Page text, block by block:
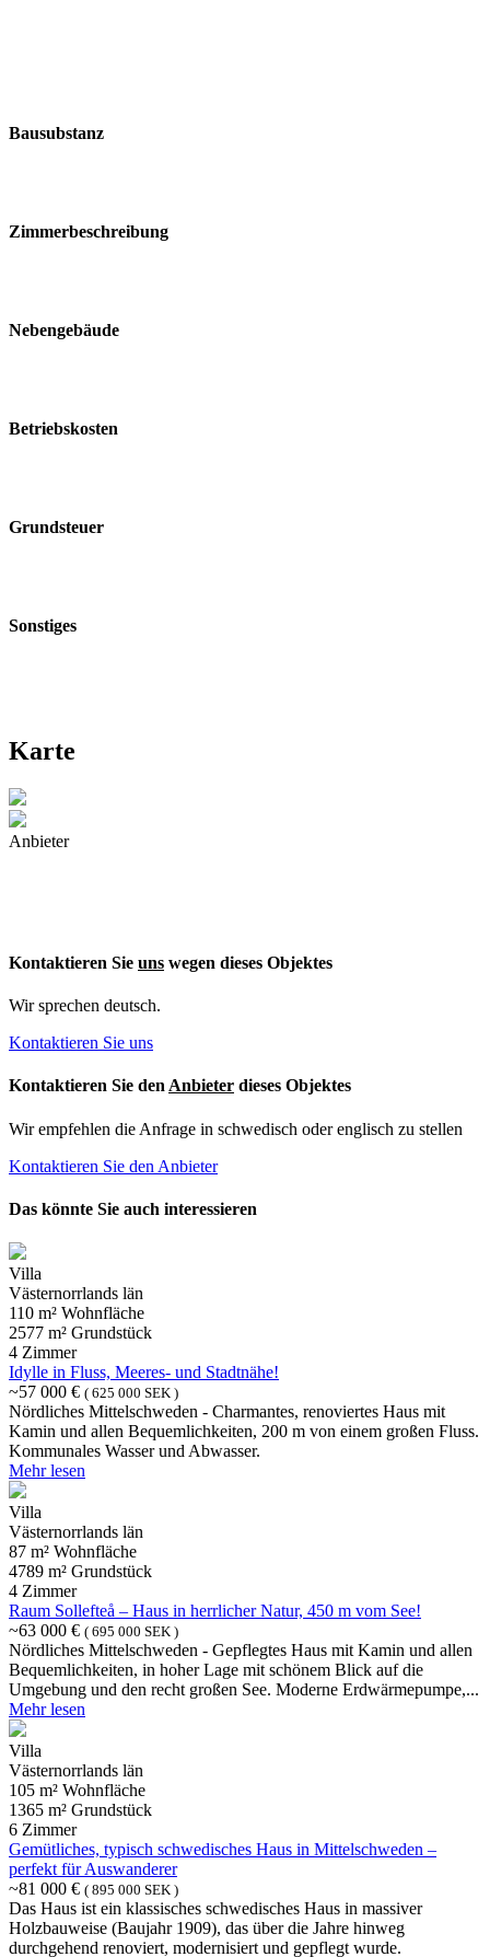
Bausubstanz
Zimmerbeschreibung
Nebengebäude
Betriebskosten
Grundsteuer
Sonstiges
Karte
Anbieter
Kontaktieren Sie uns wegen dieses Objektes
Wir sprechen deutsch.
Kontaktieren Sie uns
Kontaktieren Sie den Anbieter dieses Objektes
Wir empfehlen die Anfrage in schwedisch oder englisch zu stellen
Kontaktieren Sie den Anbieter
Das könnte Sie auch interessieren
Villa
Västernorrlands län
110 m² Wohnfläche
2577 m² Grundstück
4 Zimmer
Idylle in Fluss, Meeres- und Stadtnähe!
~57 000 € ( 625 000 SEK )
Nördliches Mittelschweden - Charmantes, renoviertes Haus mit
Kamin und allen Bequemlichkeiten, 200 m von einem großen Fluss.
Kommunales Wasser und Abwasser.
Mehr lesen
Villa
Västernorrlands län
87 m² Wohnfläche
4789 m² Grundstück
4 Zimmer
Raum Sollefteå – Haus in herrlicher Natur, 450 m vom See!
~63 000 € ( 695 000 SEK )
Nördliches Mittelschweden - Gepflegtes Haus mit Kamin und allen
Bequemlichkeiten, in hoher Lage mit schönem Blick auf die
Umgebung und den recht großen See. Moderne Erdwärmepumpe,...
Mehr lesen
Villa
Västernorrlands län
105 m² Wohnfläche
1365 m² Grundstück
6 Zimmer
Gemütliches, typisch schwedisches Haus in Mittelschweden –
perfekt für Auswanderer
~81 000 € ( 895 000 SEK )
Das Haus ist ein klassisches schwedisches Haus in massiver
Holzbauweise (Baujahr 1909), das über die Jahre hinweg
durchgehend renoviert, modernisiert und gepflegt wurde.